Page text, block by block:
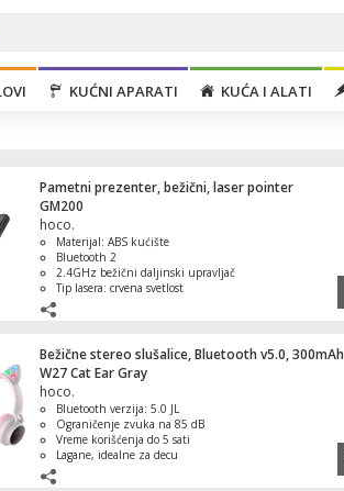
KUĆNI APARATI KUĆA I ALATI
Pametni prezenter, bežični, laser pointer
GM200
hoco.
Materijal: ABS kućište
Bluetooth 2
2.4GHz bežični daljinski upravljač
Tip lasera: crvena svetlost
Bežične stereo slušalice, Bluetooth v5.0, 300mAh
W27 Cat Ear Gray
hoco.
Bluetooth verzija: 5.0 JL
Ograničenje zvuka na 85 dB
Vreme korišćenja do 5 sati
Lagane, idealne za decu
ušima